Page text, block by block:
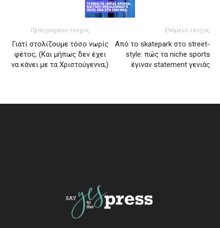
Προηγούμενο τεύχος
Γιατί στολίζουμε τόσο νωρίς
φέτος; (Και μήπως δεν έχει
να κάνει με τα Χριστούγεννα;)
Επόμενο τεύχος
Από το skatepark στο street-
style: πώς τα niche sports
έγιναν statement γενιάς